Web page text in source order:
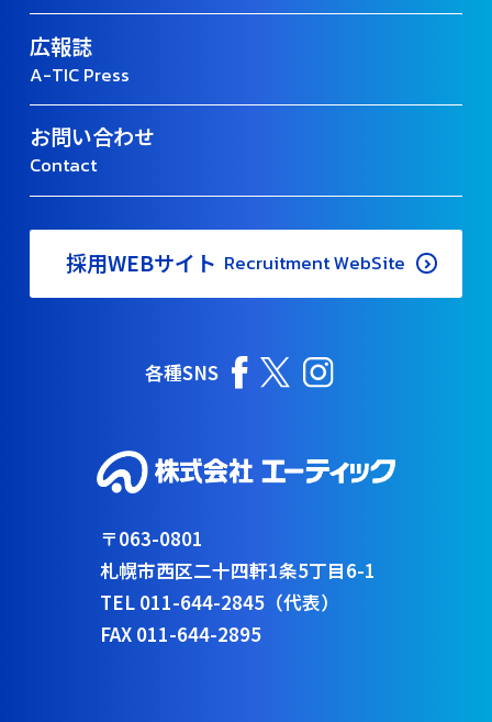
広報誌
A-TIC Press
お問い合わせ
Contact
採用WEBサイト Recruitment WebSite
各種SNS
〒063-0801
札幌市西区二十四軒1条5丁目6-1
TEL 011-644-2845（代表）
FAX 011-644-2895